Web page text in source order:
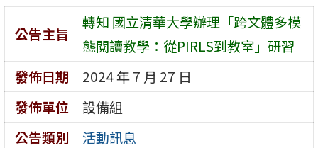
公告主旨
轉知 國立清華大學辦理「跨文體多模
態閱讀教學：從PIRLS到教室」研習
發佈日期
2024 年 7 月 27 日
發佈單位
設備組
公告類別
活動訊息